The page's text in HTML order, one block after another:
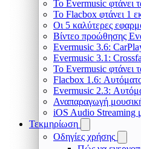
Το Evermusic φτάνει
Το Flacbox φτάνει 1
Οι 5 καλύτερες
Βίντεο προώθησης
Evermusic 3.6:
Evermusic 3.1:
Το Evermusic φτάνει
Flacbox 1.6:
Evermusic 2.3:
Αναπαραγωγή
iOS Audio Streaming
Τεκμηρίωση
Οδηγίες χρήσης